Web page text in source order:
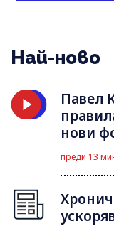
Най-ново
Павел
нови
преди 13